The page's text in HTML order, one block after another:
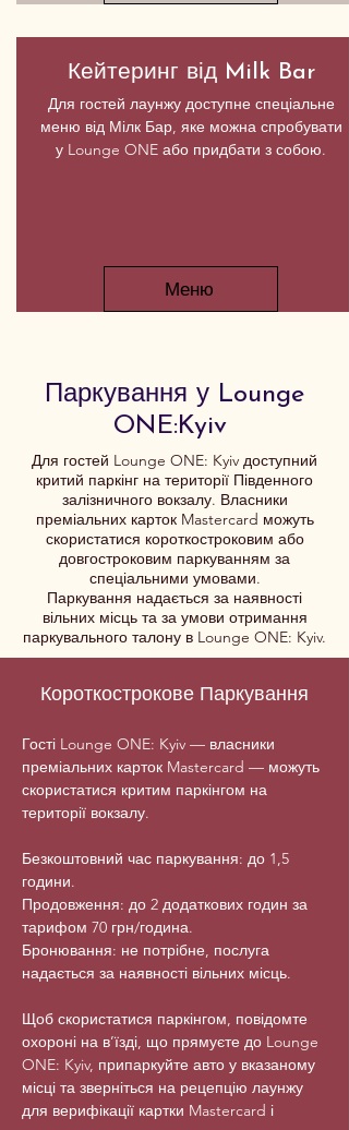
Кейтеринг від Milk Bar
Для гостей лаунжу доступне спеціальне
меню від Мілк Бар, яке можна спробувати
у Lounge ONE або придбати з собою.
Меню
Паркування у Lounge
ONE:Kyiv
Для гостей Lounge ONE: Kyiv доступний
критий паркінг на території Південного
залізничного вокзалу. Власники
преміальних карток Mastercard можуть
скористатися короткостроковим або
довгостроковим паркуванням за
спеціальними умовами.
Паркування надається за наявності
вільних місць та за умови отримання
паркувального талону в Lounge ONE: Kyiv.
Короткострокове Паркування
Гості Lounge ONE: Kyiv — власники
преміальних карток Mastercard — можуть
скористатися критим паркінгом на
території вокзалу.
Безкоштовний час паркування: до 1,5
години.
Продовження: до 2 додаткових годин за
тарифом 70 грн/година.
Бронювання: не потрібне, послуга
надається за наявності вільних місць.
Щоб скористатися паркінгом, повідомте
охороні на в’їзді, що прямуєте до Lounge
ONE: Kyiv, припаркуйте авто у вказаному
місці та зверніться на рецепцію лаунжу
для верифікації картки Mastercard і